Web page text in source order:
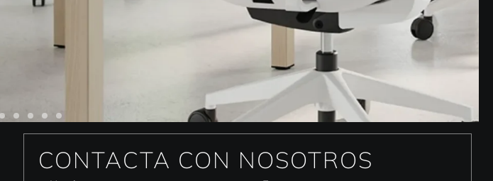
CONTACTA CON NOSOTROS